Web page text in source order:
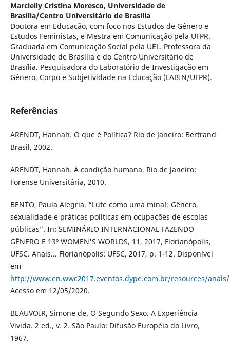
Marcielly Cristina Moresco, Universidade de
Brasília/Centro Universitário de Brasília
Doutora em Educação, com foco nos Estudos de Gênero e
Estudos Feministas, e Mestra em Comunicação pela UFPR.
Graduada em Comunicação Social pela UEL. Professora da
Universidade de Brasília e do Centro Universitário de
Brasília. Pesquisadora do Laboratório de Investigação em
Gênero, Corpo e Subjetividade na Educação (LABIN/UFPR).
Referências
ARENDT, Hannah. O que é Política? Rio de Janeiro: Bertrand
Brasil, 2002.
ARENDT, Hannah. A condição humana. Rio de Janeiro:
Forense Universitária, 2010.
BENTO, Paula Alegria. “Lute como uma mina!: Gênero,
sexualidade e práticas políticas em ocupações de escolas
públicas”. In: SEMINÁRIO INTERNACIONAL FAZENDO
GÊNERO E 13º WOMEN'S WORLDS, 11, 2017, Florianópolis,
UFSC. Anais... Florianópolis: UFSC, 2017, p. 1-12. Disponível
em
http://www.en.wwc2017.eventos.dype.com.br/resources/anais/
Acesso em 12/05/2020.
BEAUVOIR, Simone de. O Segundo Sexo. A Experiência
Vivida. 2 ed., v. 2. São Paulo: Difusão Européia do Livro,
1967.